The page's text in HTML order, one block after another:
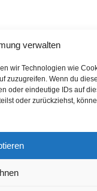
verwalten
wir Technologien wie
zuzugreifen. Wenn du
oder eindeutige IDs auf
oder zurückziehst,